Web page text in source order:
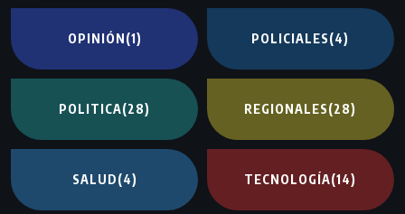
OPINIÓN(1) POLICIALES(4)
POLITICA(28) REGIONALES(28)
SALUD(4) TECNOLOGÍA(14)